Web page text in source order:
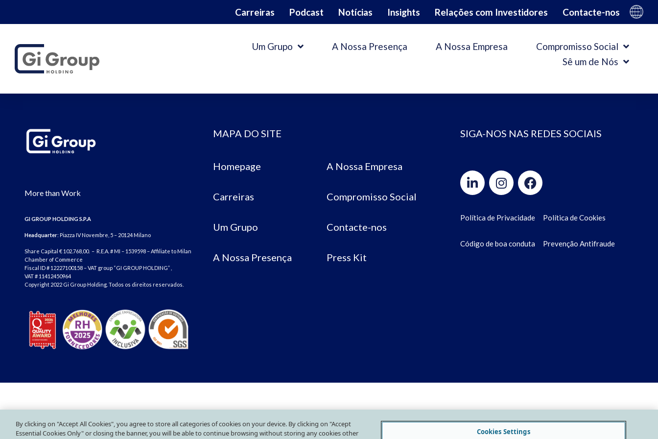
Carreiras Podcast Notícias Insights Relações com Investidores Contacte-nos
Um Grupo A Nossa Presença A Nossa Empresa
Compromisso Social
Sê um de Nós
More than Work
GI GROUP HOLDING S.P.A
Headquarter: Piazza IV Novembre, 5 – 20124 Milano
Share Capital € 102.768,00. – R.E.A. # MI – 1539598 – Affiliate to Milan
Chamber of Commerce
Fiscal ID # 12227100158 – VAT group “GI GROUP HOLDING” ,
VAT # 11412450964
Copyright 2022 Gi Group Holding. Todos os direitos reservados.
MAPA DO SITE
Homepage A Nossa Empresa
Carreiras Compromisso Social
Um Grupo Contacte-nos
A Nossa Presença Press Kit
SIGA-NOS NAS REDES SOCIAIS
Política de Privacidade Política de Cookies
Código de boa conduta Prevenção Antifraude
By clicking on "Accept All Cookies", you agree to store all categories of cookies on your device. By clicking on "Accept
Essential Cookies Only" or closing the banner, you will be able to continue browsing without storing any cookies other
Cookies Settings